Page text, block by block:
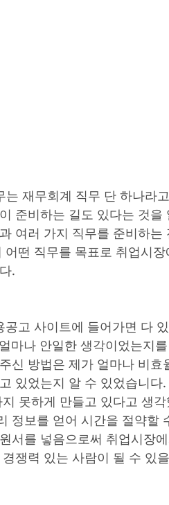
재무회계 직무 단 하나라
준비하는 길도 있다는 것을
여러 가지 직무를 준비하는
떤 직무를 목표로 취업시
.
고 사이트에 들어가면 다
마나 안일한 생각이었는지
신 방법은 제가 얼마나 비효
있었는지 알 수 있었습니다
못하게 만들고 있다고 생
정보를 얻어 시간을 절약할
서를 넣음으로써 취업시장
쟁력 있는 사람이 될 수 있